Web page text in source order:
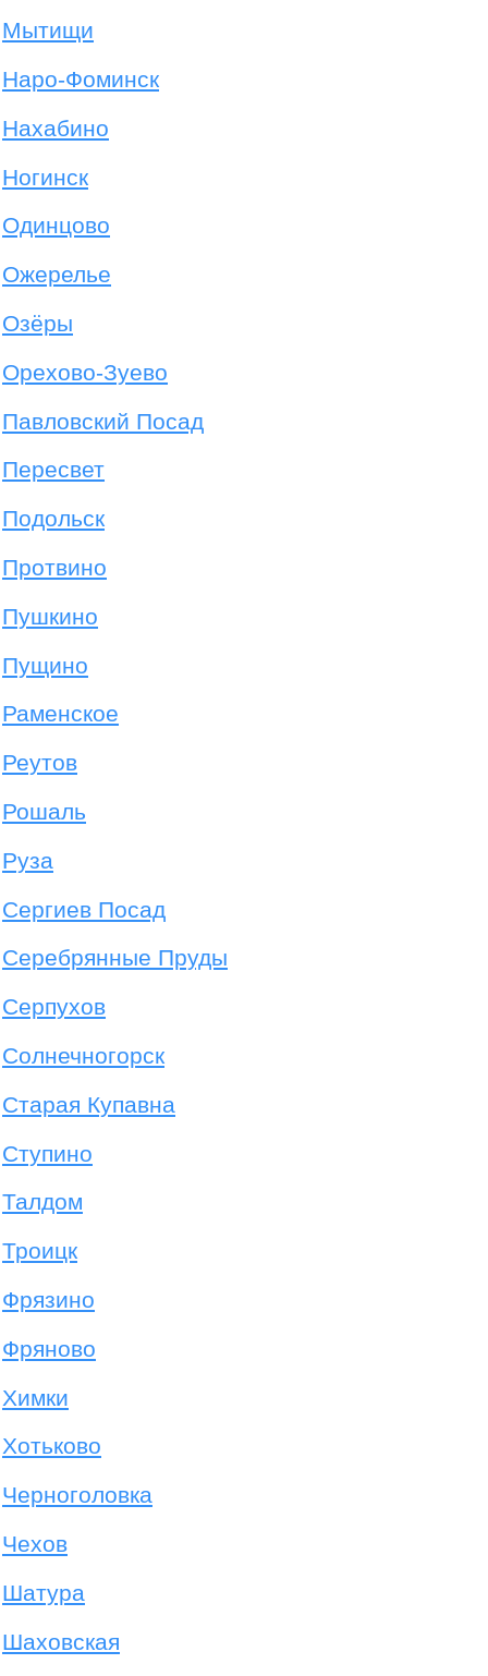
Мытищи
Наро-Фоминск
Нахабино
Ногинск
Одинцово
Ожерелье
Озёры
Орехово-Зуево
Павловский Посад
Пересвет
Подольск
Протвино
Пушкино
Пущино
Раменское
Реутов
Рошаль
Руза
Сергиев Посад
Серебрянные Пруды
Серпухов
Солнечногорск
Старая Купавна
Ступино
Талдом
Троицк
Фрязино
Фряново
Химки
Хотьково
Черноголовка
Чехов
Шатура
Шаховская